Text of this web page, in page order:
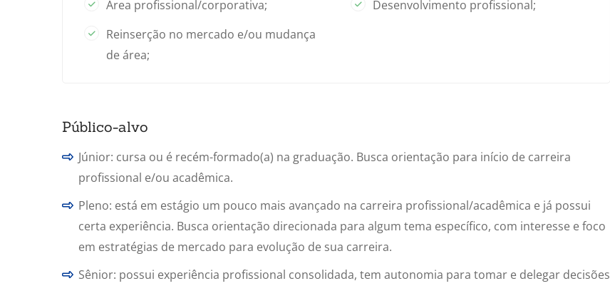
Área profissional/corporativa;
Desenvolvimento profissional;
Reinserção no mercado e/ou mudança
de área;
Público-alvo
Júnior: cursa ou é recém-formado(a) na graduação. Busca orientação para início de carreira
profissional e/ou acadêmica.
Pleno: está em estágio um pouco mais avançado na carreira profissional/acadêmica e já possui
certa experiência. Busca orientação direcionada para algum tema específico, com interesse e foco
em estratégias de mercado para evolução de sua carreira.
Sênior: possui experiência profissional consolidada, tem autonomia para tomar e delegar decisões